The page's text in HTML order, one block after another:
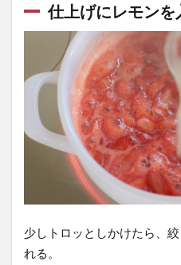
仕上げにレモンを
少しトロッとしかけたら、
れる。